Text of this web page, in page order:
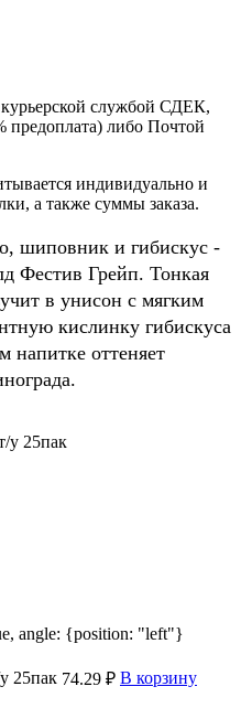
службой СДЕК,
предоплата) либо Почтой
индивидуально и
а также суммы заказа.
шиповник и гибискус -
Фестив Грейп. Тонкая
в унисон с мягким
кислинку гибискуса
оттеняет
angle: {position: "left"}
25пак 74.29 ₽ В корзину